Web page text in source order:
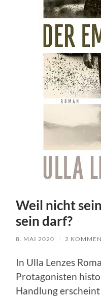
Weil nicht
sein darf?
8. MAI 2020 / 2
In Ulla Lenzes
Protagonisten
Handlung